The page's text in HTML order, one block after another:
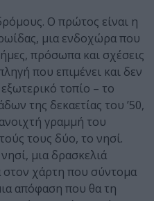
Ο πρώτος είναι η
μια ενδοχώρα που
πρόσωπα και σχέσεις
που επιμένει και δεν
τοπίο – το
της δεκαετίας του ’50,
γραμμή του
τους δύο, το νησί.
μια δρασκελιά
στον χάρτη που σύντομα
απόφαση που θα τη